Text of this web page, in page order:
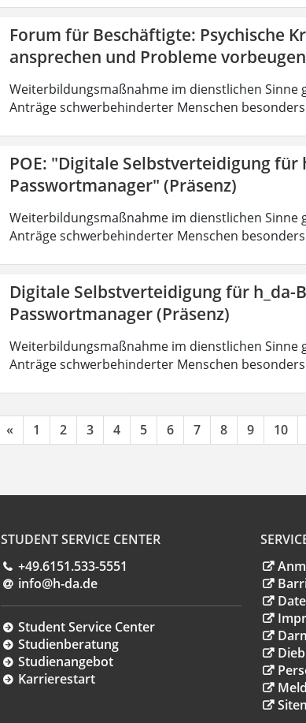
Forum für Beschäftigte: Psychische
ansprechen und Probleme
Weiterbildungsmaßnahme im dienstlichen
Anträge schwerbehinderter Menschen
POE: "Digitale Selbstverteidigung für
Passwortmanager" (Präsenz)
Weiterbildungsmaßnahme im dienstlichen
Anträge schwerbehinderter Menschen
Digitale Selbstverteidigung für h_da-
Passwortmanager (Präsenz)
Weiterbildungsmaßnahme im dienstlichen
Anträge schwerbehinderter Menschen
« 1 2 3 4 5 6 7 8 9 10
STUDENT SERVICE CENTER
+49.6151.533-5551
info@h-da.de
Student Service Center
Studienberatung
Studienangebot
Karrierestart